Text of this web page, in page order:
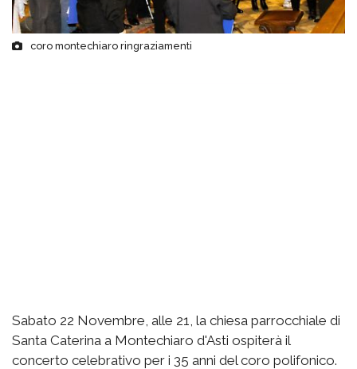
coro montechiaro ringraziamenti
Sabato 22 Novembre, alle 21, la chiesa parrocchiale di
Santa Caterina a Montechiaro d'Asti ospiterà il
concerto celebrativo per i 35 anni del coro polifonico.